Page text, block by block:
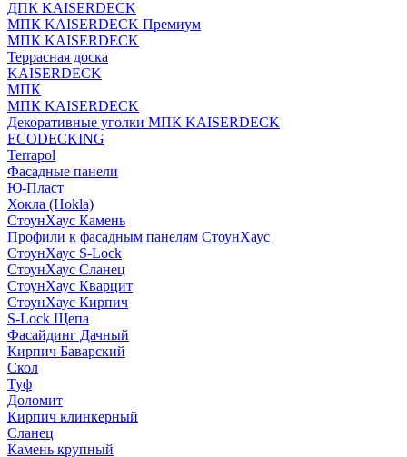
ДПК KAISERDECK
МПК KAISERDECK Премиум
МПК KAISERDECK
Террасная доска
KAISERDECK
МПК
МПК KAISERDECK
Декоративные уголки МПК KAISERDECK
ECODECKING
Terrapol
Фасадные панели
Ю-Пласт
Хокла (Hokla)
СтоунХаус Камень
Профили к фасадным панелям СтоунХаус
СтоунХаус S-Lock
СтоунХаус Сланец
СтоунХаус Кварцит
СтоунХаус Кирпич
S-Lock Щепа
Фасайдинг Дачный
Кирпич Баварский
Скол
Туф
Доломит
Кирпич клинкерный
Сланец
Камень крупный